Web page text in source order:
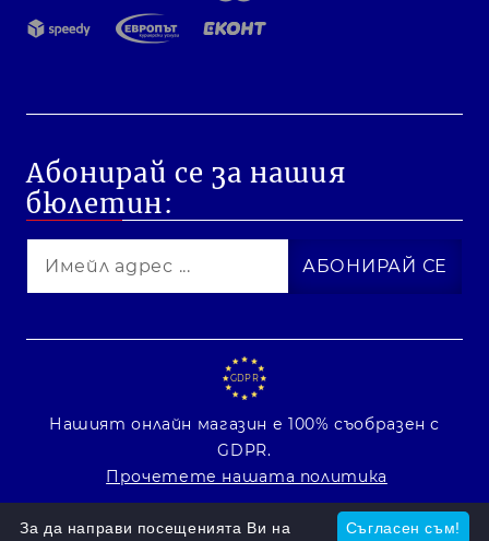
Абонирай се за нашия
бюлетин:
GDPR
Нашият онлайн магазин е 100% съобразен с
GDPR.
Прочетете нашата политика
Моите лични данниСъгласен съм!
За да направи посещенията Ви на